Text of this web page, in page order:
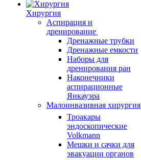
Хирургия
Аспирация и
дренирование
Дренажные трубки
Дренажные емкости
Наборы для
дренирования ран
Наконечники
аспирационные
Янкауэра
Малоинвазивная хирургия
Троакары
эндоскопические
Volkmann
Мешки и сачки для
эвакуации органов